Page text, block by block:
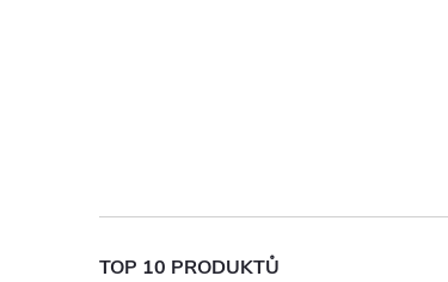
í
TOP 10 PRODUKTŮ